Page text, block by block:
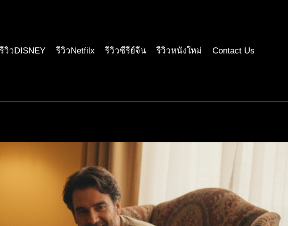
รีวิวDISNEY รีวิวNetfilx รีวิวซีรีย์จีน รีวิวหนังใหม่ Contact Us